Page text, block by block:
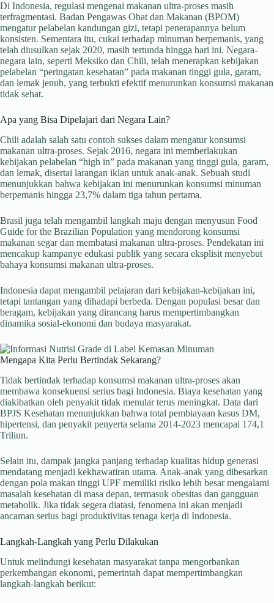
Di Indonesia, regulasi mengenai makanan ultra-proses masih
terfragmentasi. Badan Pengawas Obat dan Makanan (BPOM)
mengatur pelabelan kandungan gizi, tetapi penerapannya belum
konsisten. Sementara itu, cukai terhadap minuman berpemanis, yang
telah diusulkan sejak 2020, masih tertunda hingga hari ini. Negara-
negara lain, seperti Meksiko dan Chili, telah menerapkan kebijakan
pelabelan “peringatan kesehatan” pada makanan tinggi gula, garam,
dan lemak jenuh, yang terbukti efektif menurunkan konsumsi makanan
tidak sehat.
Apa yang Bisa Dipelajari dari Negara Lain?
Chili adalah salah satu contoh sukses dalam mengatur konsumsi
makanan ultra-proses. Sejak 2016, negara ini memberlakukan
kebijakan pelabelan “high in” pada makanan yang tinggi gula, garam,
dan lemak, disertai larangan iklan untuk anak-anak. Sebuah studi
menunjukkan bahwa kebijakan ini menurunkan konsumsi minuman
berpemanis hingga 23,7% dalam tiga tahun pertama.
Brasil juga telah mengambil langkah maju dengan menyusun Food
Guide for the Brazilian Population yang mendorong konsumsi
makanan segar dan membatasi makanan ultra-proses. Pendekatan ini
mencakup kampanye edukasi publik yang secara eksplisit menyebut
bahaya konsumsi makanan ultra-proses.
Indonesia dapat mengambil pelajaran dari kebijakan-kebijakan ini,
tetapi tantangan yang dihadapi berbeda. Dengan populasi besar dan
beragam, kebijakan yang dirancang harus mempertimbangkan
dinamika sosial-ekonomi dan budaya masyarakat.
Mengapa Kita Perlu Bertindak Sekarang?
Tidak bertindak terhadap konsumsi makanan ultra-proses akan
membawa konsekuensi serius bagi Indonesia. Biaya kesehatan yang
diakibatkan oleh penyakit tidak menular terus meningkat. Data dari
BPJS Kesehatan menunjukkan bahwa total pembiayaan kasus DM,
hipertensi, dan penyakit penyerta selama 2014-2023 mencapai 174,1
Triliun.
Selain itu, dampak jangka panjang terhadap kualitas hidup generasi
mendatang menjadi kekhawatiran utama. Anak-anak yang dibesarkan
dengan pola makan tinggi UPF memiliki risiko lebih besar mengalami
masalah kesehatan di masa depan, termasuk obesitas dan gangguan
metabolik. Jika tidak segera diatasi, fenomena ini akan menjadi
ancaman serius bagi produktivitas tenaga kerja di Indonesia.
Langkah-Langkah yang Perlu Dilakukan
Untuk melindungi kesehatan masyarakat tanpa mengorbankan
perkembangan ekonomi, pemerintah dapat mempertimbangkan
langkah-langkah berikut: